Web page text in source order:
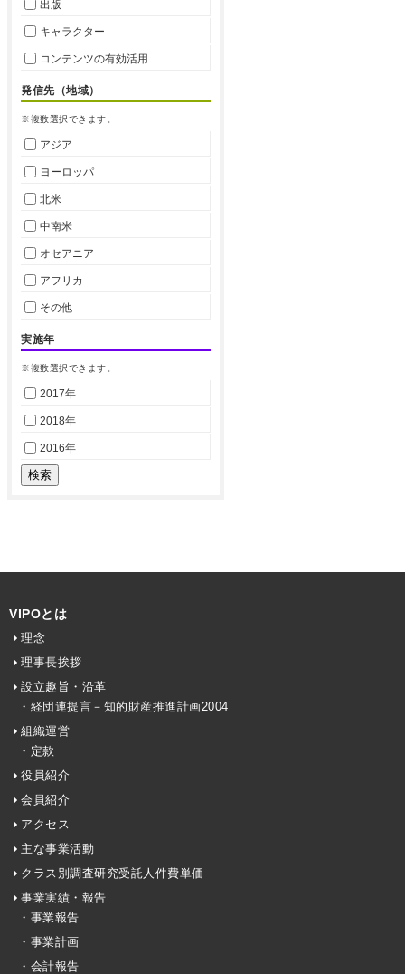
出版
キャラクター
コンテンツの有効活用
発信先（地域）
※複数選択できます。
アジア
ヨーロッパ
北米
中南米
オセアニア
アフリカ
その他
実施年
※複数選択できます。
2017年
2018年
2016年
VIPOとは
理念
理事長挨拶
設立趣旨・沿革
・経団連提言－知的財産推進計画2004
組織運営
・定款
役員紹介
会員紹介
アクセス
主な事業活動
クラス別調査研究受託人件費単価
事業実績・報告
・事業報告
・事業計画
・会計報告